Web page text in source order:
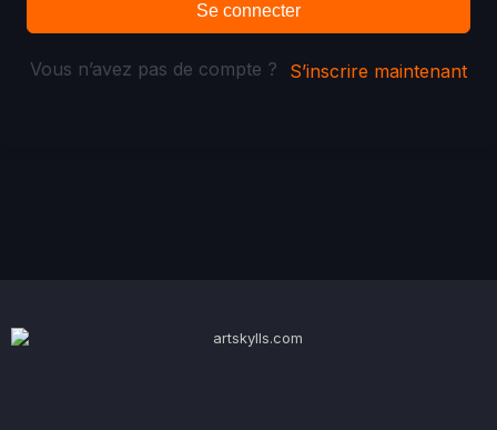
Se connecter
Vous n’avez pas de compte ? S’inscrire maintenant